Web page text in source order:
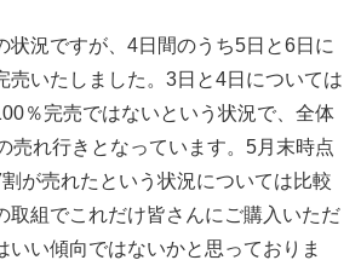
状況ですが、4日間のうち5日と6日に
売いたしました。3日と4日については
％完売ではないという状況で、全体
売れ行きとなっています。5月末時点
が売れたという状況については比較
取組でこれだけ皆さんにご購入いただ
いい傾向ではないかと思っておりま